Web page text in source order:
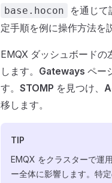
base.hocon
を通じ
定手順を例に操作方法を
EMQX ダッシュボード
します。 Gateways ペー
す。 STOMP を見つけ、
移します。
TIP
EMQX をクラスターで運
ー全体に影響します。特